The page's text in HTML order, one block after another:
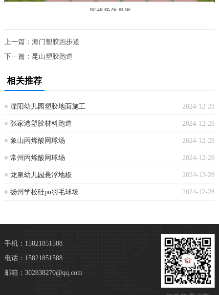
上一篇： 海门塑胶跑步道
下一篇： 昆山塑胶跑道
相关推荐
2024-12-28
溧阳幼儿园塑胶地面施工
2024-12-28
张家港塑胶材料跑道
2024-12-28
象山丙烯酸网球场
2024-12-28
常州丙烯酸网球场
2024-12-28
龙泉幼儿园悬浮地板
2024-12-28
扬州学校硅pu羽毛球场
手机：15821851588
电话：15821851588
邮箱：302838270@qq.com